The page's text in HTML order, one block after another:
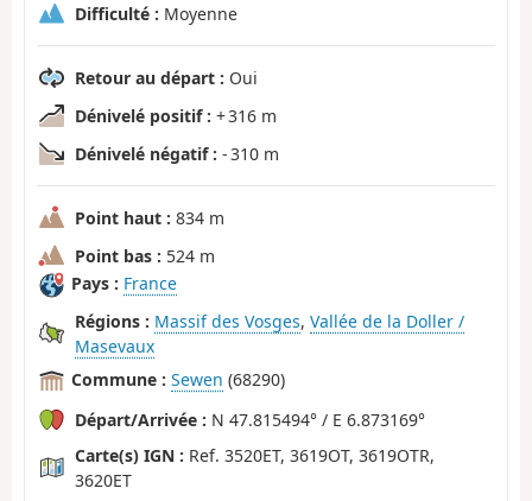
Difficulté : Moyenne
Retour au départ : Oui
Dénivelé positif : + 316 m
Dénivelé négatif : - 310 m
Point haut : 834 m
Point bas : 524 m
Pays : France
Régions : Massif des Vosges, Vallée de la Doller /
Masevaux
Commune : Sewen (68290)
Départ/Arrivée : N 47.815494° / E 6.873169°
Carte(s) IGN : Ref. 3520ET, 3619OT, 3619OTR,
3620ET